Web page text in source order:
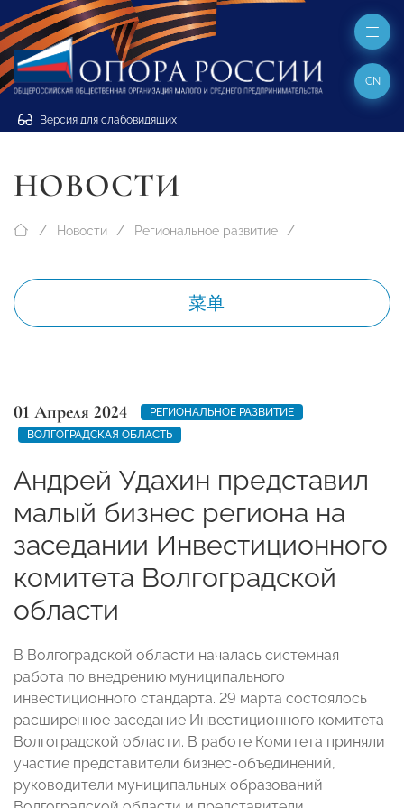
Версия для слабовидящих
CN
НОВОСТИ
Новости Региональное развитие
菜单
01 Апреля 2024
РЕГИОНАЛЬНОЕ РАЗВИТИЕ
ВОЛГОГРАДСКАЯ ОБЛАСТЬ
Андрей Удахин представил
малый бизнес региона на
заседании Инвестиционного
комитета Волгоградской
области
В Волгоградской области началась системная
работа по внедрению муниципального
инвестиционного стандарта. 29 марта состоялось
расширенное заседание Инвестиционного комитета
Волгоградской области. В работе Комитета приняли
участие представители бизнес-объединений,
руководители муниципальных образований